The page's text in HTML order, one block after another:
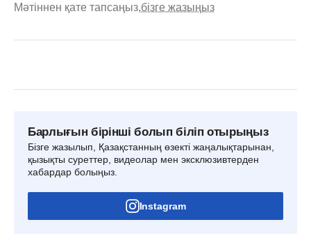
Мәтіннен қате тапсаңыз,бізге жазыңыз
Барлығын бірінші болып біліп отырыңыз
Бізге жазылып, Қазақстанның өзекті жаңалықтарынан,
қызықты суреттер, видеолар мен эксклюзивтерден
хабардар болыңыз.
Instagram